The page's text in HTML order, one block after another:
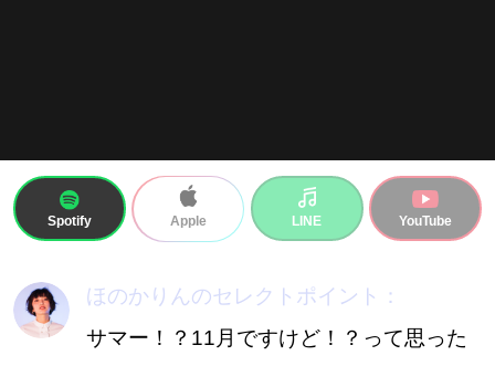
Spotify Apple LINE YouTube
ほのかりんのセレクトポイント：
サマー！？11月ですけど！？って思った